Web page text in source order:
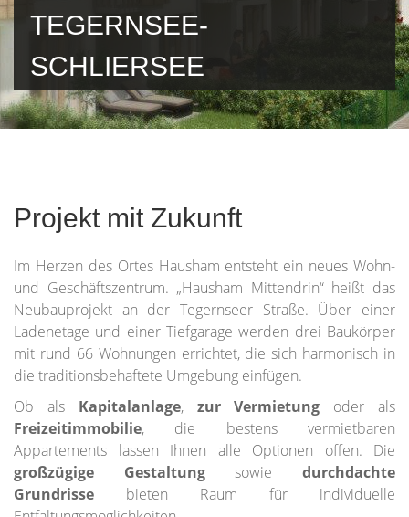
TEGERNSEE-
SCHLIERSEE
Projekt mit Zukunft
Im Herzen des Ortes Hausham entsteht ein neues Wohn-
und Geschäftszentrum. „Hausham Mittendrin“ heißt das
Neubauprojekt an der Tegernseer Straße. Über einer
Ladenetage und einer Tiefgarage werden drei Baukörper
mit rund 66 Wohnungen errichtet, die sich harmonisch in
die traditionsbehaftete Umgebung einfügen.
Ob als Kapitalanlage, zur Vermietung oder als
Freizeitimmobilie, die bestens vermietbaren
Appartements lassen Ihnen alle Optionen offen. Die
großzügige Gestaltungsowiedurchdachte
Grundrisse bieten Raum für individuelle